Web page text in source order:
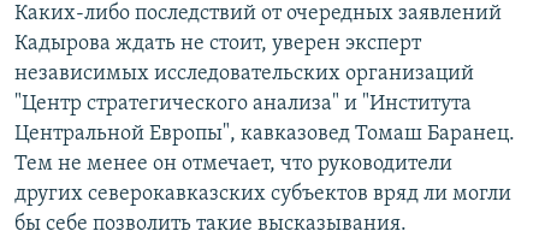
Каких-либо последствий от очередных заявлений
Кадырова ждать не стоит, уверен эксперт
независимых исследовательских организаций
"Центр стратегического анализа" и "Института
Центральной Европы", кавказовед Томаш Баранец.
Тем не менее он отмечает, что руководители
других северокавказских субъектов вряд ли могли
бы себе позволить такие высказывания.